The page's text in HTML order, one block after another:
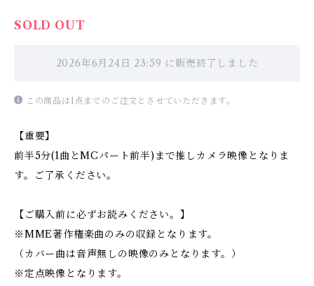
SOLD OUT
2026年6月24日 23:59 に販売終了しました
この商品は1点までのご注文とさせていただきます。
【重要】
前半5分(1曲とMCパート前半)まで推しカメラ映像となりま
す。ご了承ください。
【ご購入前に必ずお読みください。】
※MME著作権楽曲のみの収録となります。
（カバー曲は音声無しの映像のみとなります。）
※定点映像となります。